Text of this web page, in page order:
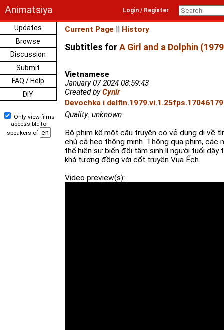
Animatsiya Login / Register
Updates
Browse
Discussion
Submit
FAQ / Help
DIY
Only view films
accessible to
speakers of
Current Page || History
Subtitles forA Girl and a Dolphin
Vietnamese
January 07 2024 08:59:43
Created byCynir
Devochka i
Quality: unknown
Bộ phim kể một câu truyện có vẻ dung dị về
chú cá heo thông minh. Thông qua phim, các
thể hiện sự biến đổi tâm sinh lí người tuổi dậy
khá tương đồng với cốt truyện Vua Ếch.
Video preview(s):